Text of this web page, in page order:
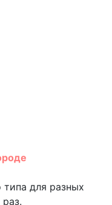
типа для разных